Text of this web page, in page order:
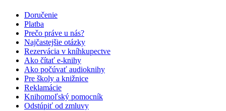
Doručenie
Platba
Prečo práve u nás?
Najčastejšie otázky
Rezervácia v kníhkupectve
Ako čítať e-knihy
Ako počúvať audioknihy
Pre školy a knižnice
Reklamácie
Knihomoľský pomocník
Odstúpiť od zmluvy